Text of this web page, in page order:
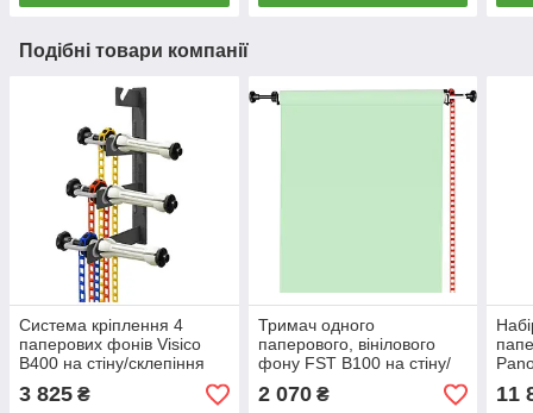
Подібні товари компанії
Система кріплення 4
паперових фонів Visico
B400 на стіну/склепіння
(тримач для фотостудії)
3 825 ₴
Тримач одного
паперового, вінілового
фону FST B100 на стіну/
стелю (тримач для
фотостудії) один гак
2 070₴ 11